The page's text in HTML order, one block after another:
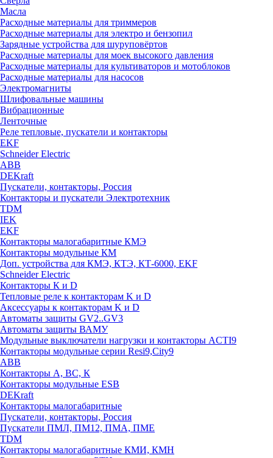
Масла
Расходные материалы для триммеров
Расходные материалы для электро и бензопил
Зарядные устройства для шуруповёртов
Расходные материалы для моек высокого давления
Расходные материалы для культиваторов и мотоблоков
Расходные материалы для насосов
Электромагниты
Шлифовальные машины
Вибрационные
Ленточные
Реле тепловые, пускатели и контакторы
EKF
Schneider Electric
ABB
DEKraft
Пускатели, контакторы, Россия
Контакторы и пускатели Электротехник
TDM
IEK
EKF
Контакторы малогабаритные КМЭ
Контакторы модульные КМ
Доп. устройства для КМЭ, КТЭ, КТ-6000, EKF
Schneider Electric
Контакторы К и D
Тепловые реле к контакторам K и D
Аксессуары к контакторам K и D
Автоматы защиты GV2..GV3
Автоматы защиты ВАМУ
Модульные выключатели нагрузки и контакторы ACTI9
Контакторы модульные серии Resi9,City9
ABB
Контакторы А, ВС, К
Контакторы модульные ESB
DEKraft
Контакторы малогабаритные
Пускатели, контакторы, Россия
Пускатели ПМЛ, ПМ12, ПМА, ПМЕ
TDM
Контакторы малогабаритные КМИ, КМН